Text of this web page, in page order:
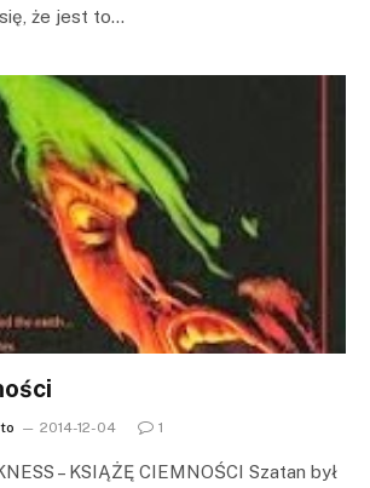
że jest to…
2014-12-04 1
– KSIĄŻĘ CIEMNOŚCI Szatan był